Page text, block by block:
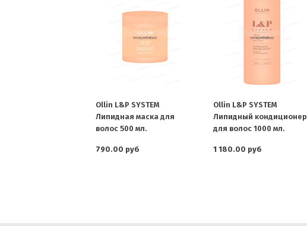
Ollin L&P SYSTEM
Липидная маска для
волос 500 мл.
790.00 руб
Ollin L&P SYSTEM
Липидный кондиционер
для волос 1000 мл.
1 180.00 руб